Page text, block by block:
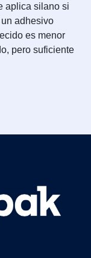
aplica silano si
adhesivo
es menor
pero suficiente